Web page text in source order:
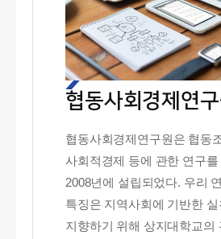
협동사회경제연
협동사회경제연구원은 협동
사회적경제 등에 관한 연구를
2008년에 설립되었다. 우리
특징은 지역사회에 기반한
지향하기 위해 상지대학교의